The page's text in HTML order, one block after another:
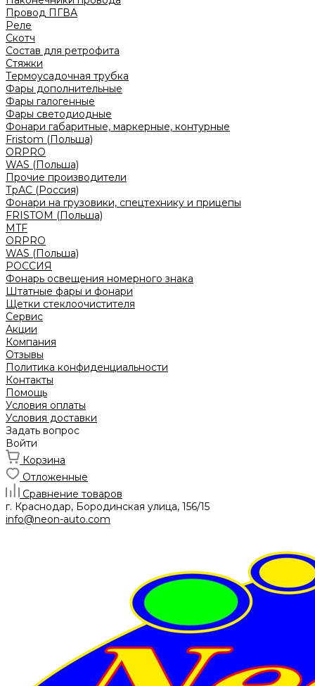
Провод ПГВА
Реле
Скотч
Состав для ретрофита
Стяжки
Термоусадочная трубка
Фары дополнительные
Фары галогенные
Фары светодиодные
Фонари габаритные, маркерные, контурные
Fristom (Польша)
ORPRO
WAS (Польша)
Прочие производители
ТрАС (Россия)
Фонари на грузовики, спецтехнику и прицепы
FRISTOM (Польша)
MTF
ORPRO
WAS (Польша)
РОССИЯ
Фонарь освещения номерного знака
Штатные фары и фонари
Щетки стеклоочистителя
Сервис
Акции
Компания
Отзывы
Политика конфиденциальности
Контакты
Помощь
Условия оплаты
Условия доставки
Задать вопрос
Войти
Корзина
Отложенные
Сравнение товаров
г. Краснодар, Бородинская улица, 156/15
info@neon-auto.com